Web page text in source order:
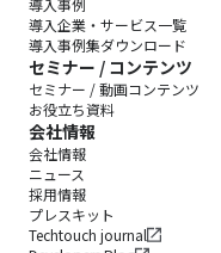
導入事例
導入企業・サービス一覧
導入事例集ダウンロード
セミナー / コンテンツ
セミナー / 動画コンテンツ
お役立ち資料
会社情報
会社情報
ニュース
採用情報
プレスキット
Techtouch journal